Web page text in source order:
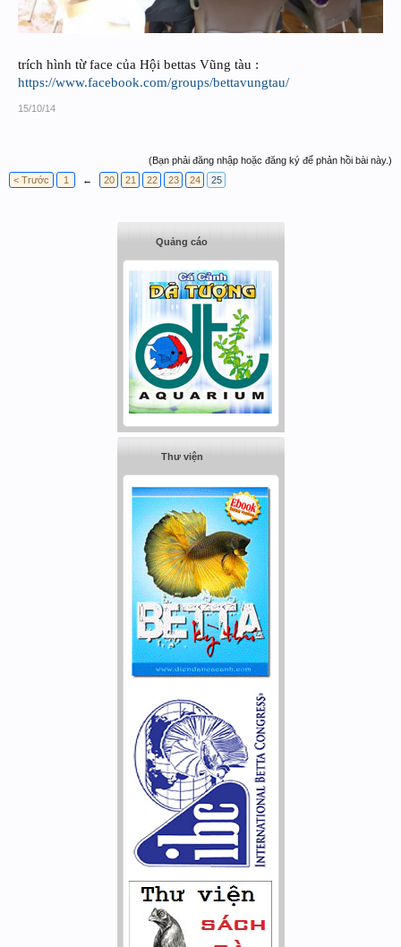
trích hình từ face của Hội bettas Vũng tàu :
https://www.facebook.com/groups/bettavungtau/
15/10/14
(Bạn phải đăng nhập hoặc đăng ký để phản hồi bài này.)
< Trước
1 ← 20 21 22 23 24 25
Quảng cáo
Thư viện